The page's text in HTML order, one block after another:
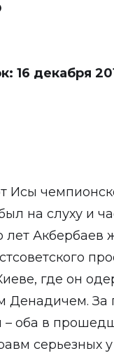
16 декабря
Исы
на слуху и
лет Акбербаев
где он
За
– оба в
серьезных